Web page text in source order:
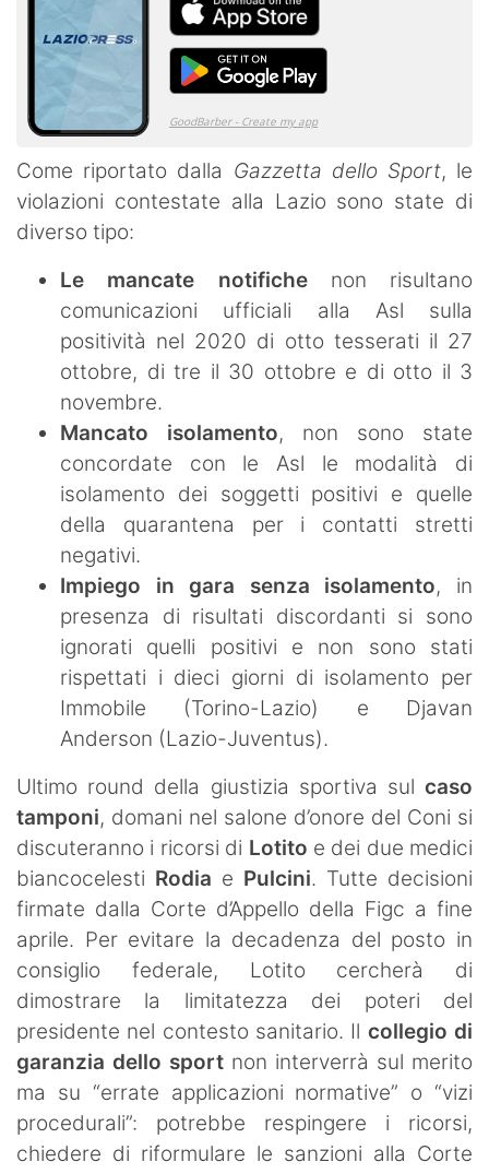
Come riportato dalla Gazzetta dello Sport, le
violazioni contestate alla Lazio sono state di
diverso tipo:
Le mancate notifichenon risultano
comunicazioni ufficiali alla Asl sulla
positività nel 2020 di otto tesserati il 27
ottobre, di tre il 30 ottobre e di otto il 3
novembre.
Mancato isolamento, non sono state
concordate con le Asl le modalità di
isolamento dei soggetti positivi e quelle
della quarantena per i contatti stretti
negativi.
Impiego in gara senza isolamento, in
presenza di risultati discordanti si sono
ignorati quelli positivi e non sono stati
rispettati i dieci giorni di isolamento per
Immobile (Torino-Lazio) e Djavan
Anderson (Lazio-Juventus).
Ultimo round della giustizia sportiva sul caso
tamponi, domani nel salone d’onore del Coni si
discuteranno i ricorsi di Lotito e dei due medici
biancocelesti Rodia e Pulcini. Tutte decisioni
firmate dalla Corte d’Appello della Figc a fine
aprile. Per evitare la decadenza del posto in
consiglio federale, Lotito cercherà di
dimostrare la limitatezza dei poteri del
presidente nel contesto sanitario. Il collegio di
garanzia dello sport non interverrà sul merito
ma su “errate applicazioni normative” o “vizi
procedurali”: potrebbe respingere i ricorsi,
chiedere di riformulare le sanzioni alla Corte